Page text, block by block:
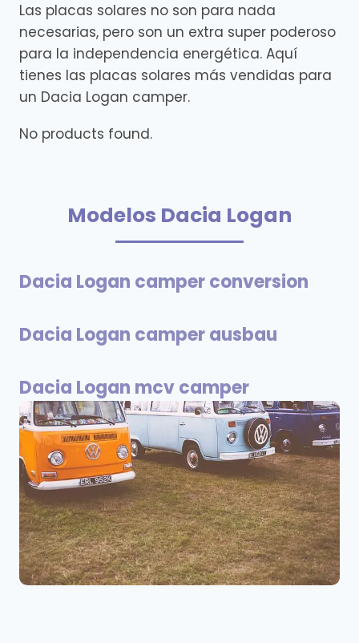
Las placas solares no son para nada
necesarias, pero son un extra super poderoso
para la independencia energética. Aquí
tienes las placas solares más vendidas para
un Dacia Logan camper.
No products found.
Modelos Dacia Logan
Dacia Logan camper conversion
Dacia Logan camper ausbau
Dacia Logan mcv camper